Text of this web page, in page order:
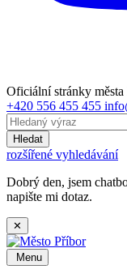
Oficiální stránky města
+420 556 455 455
Hledat
rozšířené vyhledávání
Dobrý den, jsem
napište mi dotaz.
✕
Menu